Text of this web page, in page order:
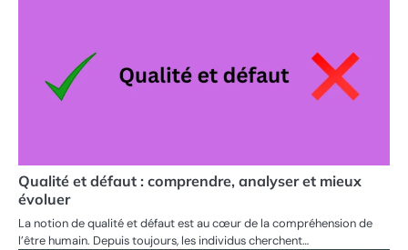
Qualité et défaut : comprendre, analyser et mieux
évoluer
La notion de qualité et défaut est au cœur de la compréhension de
l’être humain. Depuis toujours, les individus cherchent…